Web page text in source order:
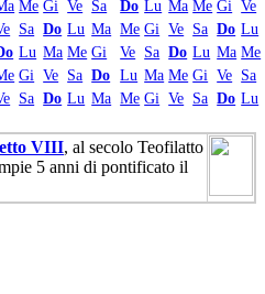
Me Gi Ve Sa Do Lu Ma Me Gi Ve
Sa Do Lu Ma Me Gi Ve Sa Do Lu
Lu Ma Me Gi Ve Sa Do Lu Ma Me
Gi Ve Sa Do Lu Ma Me Gi Ve Sa
Sa Do Lu Ma Me Gi Ve Sa Do Lu
VIII, al secolo Teofilatto
5 anni di pontificato il